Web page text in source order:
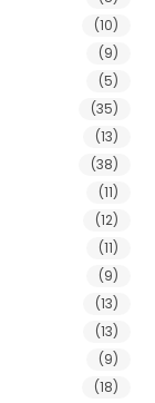
(10)
(9)
(5)
(35)
(13)
(38)
(11)
(12)
(11)
(9)
(13)
(13)
(9)
(18)